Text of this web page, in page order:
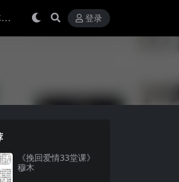
登录
《挽回爱情33堂课》
穆木